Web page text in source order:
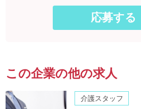
この企業の他の求人
介護スタッフ